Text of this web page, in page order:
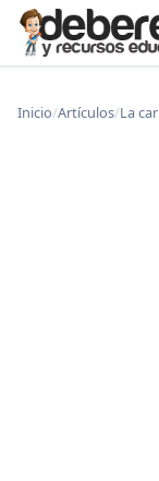
Inicio/Artículos/La